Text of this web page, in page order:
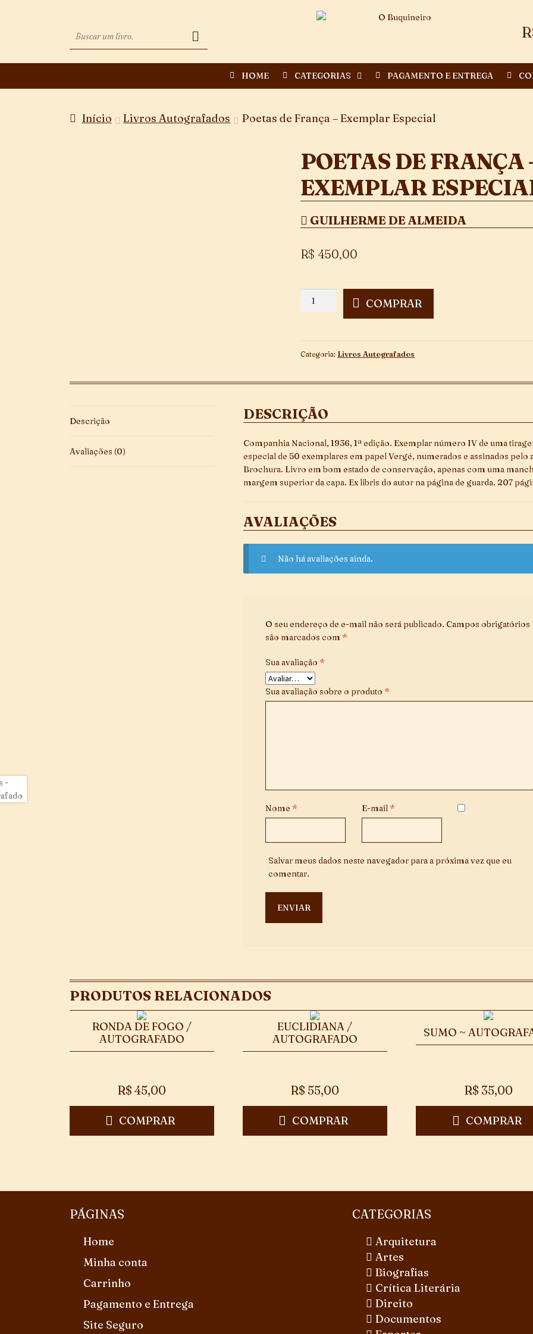
HOME CATEGORIAS PAGAMENTO E ENTREGA
Início Livros Autografados Poetas de França – Exemplar Especial
POETAS DE FRANÇA
EXEMPLAR
GUILHERME DE ALMEIDA
R$ 450,00
Especial
COMPRAR
Categoria: Livros Autografados
Descrição
Avaliações (0)
DESCRIÇÃO
Companhia Nacional, 1936, 1ª edição. Exemplar número IV de uma
especial de 50 exemplares em papel Vergé, numerados e assinados pelo
Brochura. Livro em bom estado de conservação, apenas com uma
margem superior da capa. Ex libris do autor na página de guarda. 207
AVALIAÇÕES
Não há avaliações ainda.
O seu endereço de e-mail não será publicado. Campos obrigatórios
são marcados com *
Sua avaliação *
Sua avaliação sobre o produto *
Nome * E-mail*
Salvar meus dados neste navegador para a próxima vez que eu
comentar.
PRODUTOS RELACIONADOS
RONDA DE FOGO /
AUTOGRAFADO
R$ 45,00
COMPRAR
EUCLIDIANA /
AUTOGRAFADO
R$ 55,00
COMPRAR
SUMO ~
R$ 35,00
COMPRAR
PÁGINAS
Home
Minha conta
Carrinho
Pagamento e Entrega
Site Seguro
CATEGORIAS
Arquitetura
Artes
Biografias
Crítica Literária
Direito
Documentos